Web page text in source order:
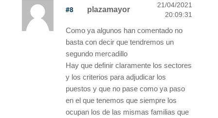
#8 plazamayor
21/04/2021
20:09:31
Como ya algunos han comentado no
basta con decir que tendremos un
segundo mercadillo
Hay que definir claramente los sectores
y los criterios para adjudicar los
puestos y que no pase como ya paso
en el que tenemos que siempre los
ocupan los de las mismas familias que